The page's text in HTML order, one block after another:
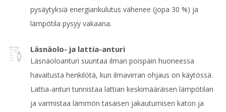
pysäytyksiä energiankulutus vähenee (jopa 30 %) ja
lämpötila pysyy vakaana.
Läsnäolo- ja lattia-anturi
Läsnäoloanturi suuntaa ilman poispäin huoneessa
havaitusta henkilötä, kun ilmavirran ohjaus on käytössä.
Lattia-anturi tunnistaa lattian keskimääräisen lämpötilan
ja varmistaa lämmön tasaisen jakautumisen katon ja